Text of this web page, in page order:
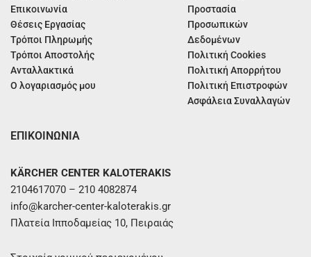
Επικοινωνία
Θέσεις Εργασίας
Τρόποι Πληρωμής
Τρόποι Αποστολής
Ανταλλακτικά
Ο λογαριασμός μου
Προστασία
Προσωπικών
Δεδομένων
Πολιτική Cookies
Πολιτική Απορρήτου
Πολιτική Επιστροφών
Ασφάλεια Συναλλαγών
ΕΠΙΚΟΙΝΩΝΙΑ
KÄRCHER CENTER KALOTERAKIS
2104617070 – 210 4082874
info@karcher-center-kaloterakis.gr
Πλατεία Ιπποδαμείας 10, Πειραιάς